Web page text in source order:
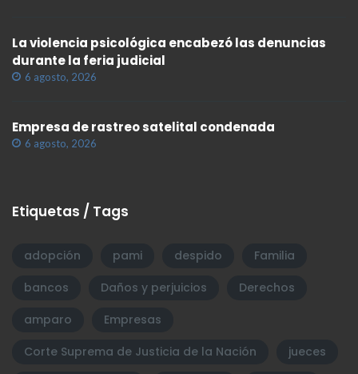
La violencia psicológica encabezó las denuncias
durante la feria judicial
6 agosto, 2026
Empresa de rastreo satelital condenada
6 agosto, 2026
Etiquetas / Tags
adopción pami despido
Familia
bancos
Daños y perjuicios
Derechos
amparo
Empresas
Corte Suprema de Justicia de la Nación
jueces